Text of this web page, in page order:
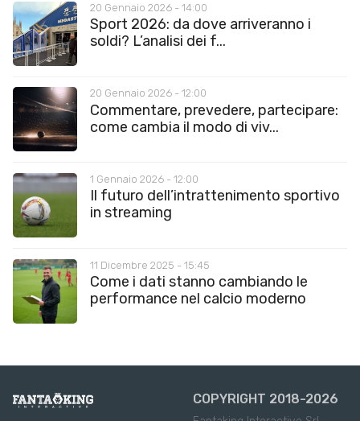
20 Gennaio 2026 - 14:00
Sport 2026: da dove arriveranno i
soldi? L’analisi dei f...
20 Gennaio 2026 - 12:00
Commentare, prevedere, partecipare:
come cambia il modo di viv...
1 Gennaio 2026 - 12:00
Il futuro dell’intrattenimento sportivo
in streaming
11 Dicembre 2025 - 15:45
Come i dati stanno cambiando le
performance nel calcio moderno
COPYRIGHT 2018-2026